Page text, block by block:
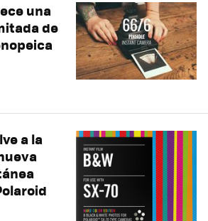
una
de
a la